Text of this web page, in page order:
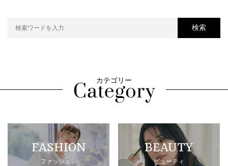
検索
カテゴリー
FASHION
ファッション
BEAUTY
ビューティ